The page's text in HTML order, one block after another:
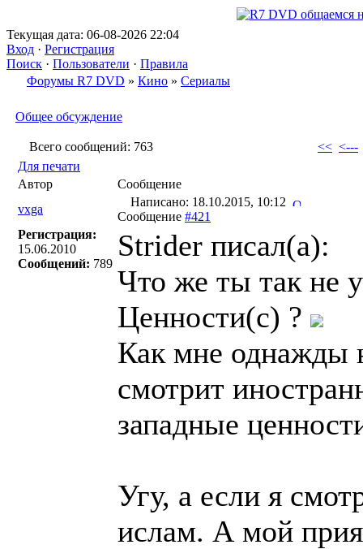
Текущая дата: 06-08-2026 22:04
Вход · Регистрация
Поиск · Пользователи · Правила
Форумы R7 DVD » Кино » Сериалы
Общее обсуждение
Всего сообщений: 763 << <---
Для печати
Автор
Сообщение
vxga
Написано: 18.10.2015, 10:12
Сообщение #421
Регистрация:
15.06.2010
Сообщений: 789
Strider писал(a):
Что же ты так не
Ценности(с) ?
Как мне однажды
смотрит
западные
Угу, а если я
ислам. А мой